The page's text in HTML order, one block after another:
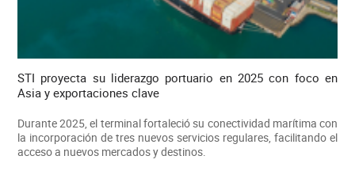
STI proyecta su liderazgo portuario en 2025 con foco en
Asia y exportaciones clave
Durante 2025, el terminal fortaleció su conectividad marítima con
la incorporación de tres nuevos servicios regulares, facilitando el
acceso a nuevos mercados y destinos.